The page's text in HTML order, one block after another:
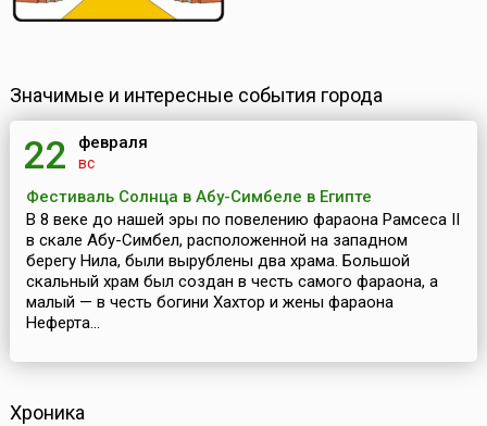
Значимые и интересные события города
22 февраля
вс
Фестиваль Солнца в Абу-Симбеле в Египте
В 8 веке до нашей эры по повелению фараона Рамсеса II
в скале Абу-Симбел, расположенной на западном
берегу Нила, были вырублены два храма. Большой
скальный храм был создан в честь самого фараона, а
малый — в честь богини Хахтор и жены фараона
Неферта...
Хроника